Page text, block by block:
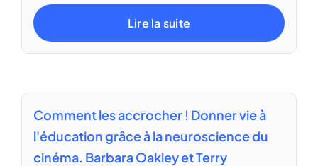
Lire la suite
Comment les accrocher ! Donner vie à
l'éducation grâce à la neuroscience du
cinéma. Barbara Oakley et Terry